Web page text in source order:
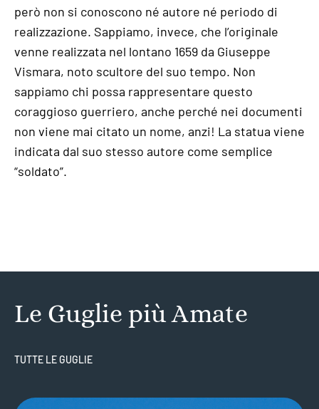
però non si conoscono né autore né periodo di
realizzazione. Sappiamo, invece, che l’originale
venne realizzata nel lontano 1659 da Giuseppe
Vismara, noto scultore del suo tempo. Non
sappiamo chi possa rappresentare questo
coraggioso guerriero, anche perché nei documenti
non viene mai citato un nome, anzi! La statua viene
indicata dal suo stesso autore come semplice
“soldato”.
Le Guglie più Amate
TUTTE LE GUGLIE